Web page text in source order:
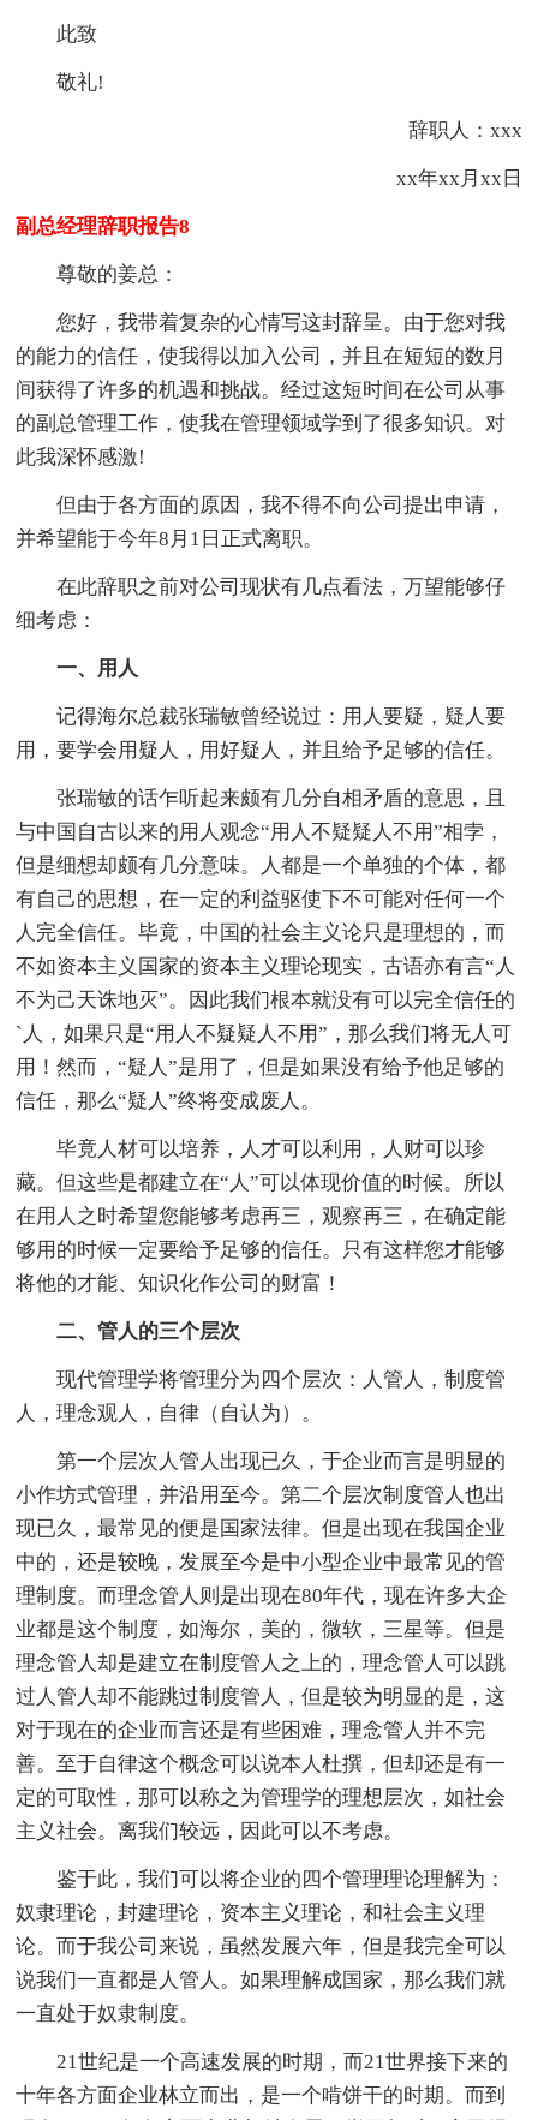
此致
敬礼!
辞职人：xxx
xx年xx月xx日
副总经理辞职报告8
尊敬的姜总：
您好，我带着复杂的心情写这封辞呈。由于您对我
的能力的信任，使我得以加入公司，并且在短短的数月
间获得了许多的机遇和挑战。经过这短时间在公司从事
的副总管理工作，使我在管理领域学到了很多知识。对
此我深怀感激!
但由于各方面的原因，我不得不向公司提出申请，
并希望能于今年8月1日正式离职。
在此辞职之前对公司现状有几点看法，万望能够仔
细考虑：
一、用人
记得海尔总裁张瑞敏曾经说过：用人要疑，疑人要
用，要学会用疑人，用好疑人，并且给予足够的信任。
张瑞敏的话乍听起来颇有几分自相矛盾的意思，且
与中国自古以来的用人观念“用人不疑疑人不用”相孛，
但是细想却颇有几分意味。人都是一个单独的个体，都
有自己的思想，在一定的利益驱使下不可能对任何一个
人完全信任。毕竟，中国的社会主义论只是理想的，而
不如资本主义国家的资本主义理论现实，古语亦有言“人
不为己天诛地灭”。因此我们根本就没有可以完全信任的
`人，如果只是“用人不疑疑人不用”，那么我们将无人可
用！然而，“疑人”是用了，但是如果没有给予他足够的
信任，那么“疑人”终将变成废人。
毕竟人材可以培养，人才可以利用，人财可以珍
藏。但这些是都建立在“人”可以体现价值的时候。所以
在用人之时希望您能够考虑再三，观察再三，在确定能
够用的时候一定要给予足够的信任。只有这样您才能够
将他的才能、知识化作公司的财富！
二、管人的三个层次
现代管理学将管理分为四个层次：人管人，制度管
人，理念观人，自律（自认为）。
第一个层次人管人出现已久，于企业而言是明显的
小作坊式管理，并沿用至今。第二个层次制度管人也出
现已久，最常见的便是国家法律。但是出现在我国企业
中的，还是较晚，发展至今是中小型企业中最常见的管
理制度。而理念管人则是出现在80年代，现在许多大企
业都是这个制度，如海尔，美的，微软，三星等。但是
理念管人却是建立在制度管人之上的，理念管人可以跳
过人管人却不能跳过制度管人，但是较为明显的是，这
对于现在的企业而言还是有些困难，理念管人并不完
善。至于自律这个概念可以说本人杜撰，但却还是有一
定的可取性，那可以称之为管理学的理想层次，如社会
主义社会。离我们较远，因此可以不考虑。
鉴于此，我们可以将企业的四个管理理论理解为：
奴隶理论，封建理论，资本主义理论，和社会主义理
论。而于我公司来说，虽然发展六年，但是我完全可以
说我们一直都是人管人。如果理解成国家，那么我们就
一直处于奴隶制度。
21世纪是一个高速发展的时期，而21世界接下来的
十年各方面企业林立而出，是一个啃饼干的时期。而到